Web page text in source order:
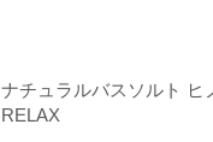
ナチュラルバスソルト ヒ
RELAX